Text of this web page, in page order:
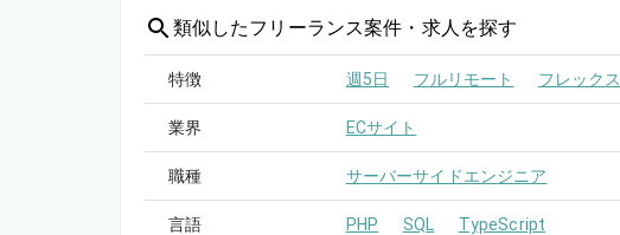
類似したフリーランス案件・求人を探す
特徴 週5日 フルリモート フレックス
業界 ECサイト
職種 サーバーサイドエンジニア
言語 PHP SQL TypeScript